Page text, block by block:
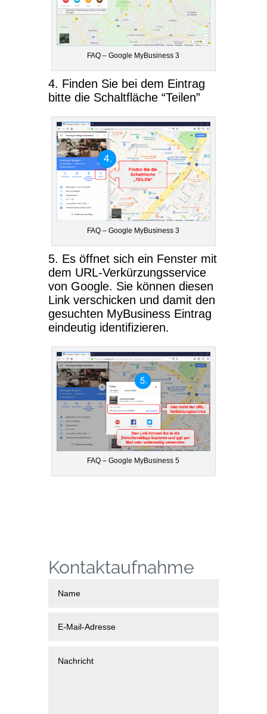
FAQ – Google MyBusiness 3
4. Finden Sie bei dem Eintrag
bitte die Schaltfläche “Teilen”
FAQ – Google MyBusiness 3
5. Es öffnet sich ein Fenster mit
dem URL-Verkürzungsservice
von Google. Sie können diesen
Link verschicken und damit den
gesuchten MyBusiness Eintrag
eindeutig identifizieren.
FAQ – Google MyBusiness 5
Kontaktaufnahme